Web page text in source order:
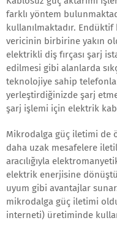
farklı yöntem
kullanılmaktadır. Endüktif
vericinin birbirine yakın
elektrikli diş fırçası şarj
edilmesi gibi alanlarda
teknolojiye sahip
yerleştirdiğinizde şarj
şarj işlemi için elektrik
Mikrodalga güç iletimi de
daha uzak mesafelere
aracılığıyla
elektrik enerjisine
uyum gibi avantajlar
mikrodalga güç iletimi
interneti) üretiminde